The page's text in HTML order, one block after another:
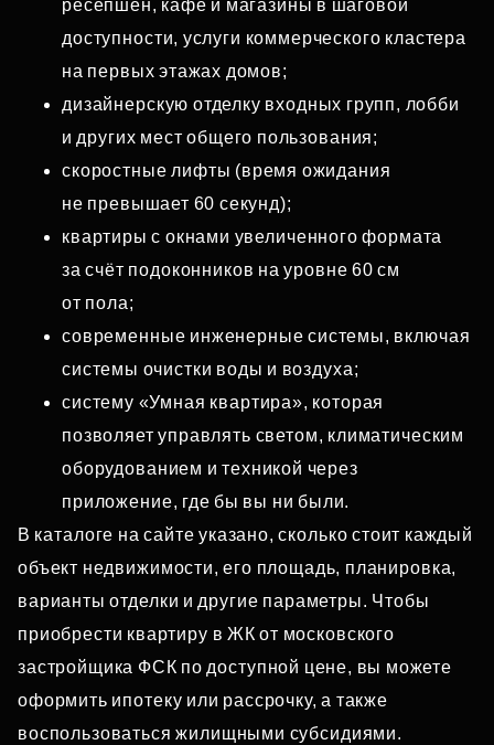
ресепшен, кафе и магазины в шаговой
доступности, услуги коммерческого кластера
на первых этажах домов;
дизайнерскую отделку входных групп, лобби
и других мест общего пользования;
скоростные лифты (время ожидания
не превышает 60 секунд);
квартиры с окнами увеличенного формата
за счёт подоконников на уровне 60 см
от пола;
современные инженерные системы, включая
системы очистки воды и воздуха;
систему «Умная квартира», которая
позволяет управлять светом, климатическим
оборудованием и техникой через
приложение, где бы вы ни были.
В каталоге на сайте указано, сколько стоит каждый
объект недвижимости, его площадь, планировка,
варианты отделки и другие параметры. Чтобы
приобрести квартиру в ЖК от московского
застройщика ФСК по доступной цене, вы можете
оформить ипотеку или рассрочку, а также
воспользоваться жилищными субсидиями.